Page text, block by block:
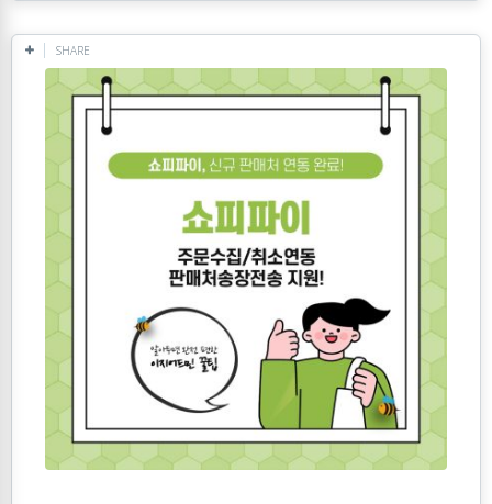
SHARE